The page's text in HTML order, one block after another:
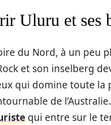
Uluru et ses
du Nord, à un peu
et son inselberg
qui domine toute la
de
qui entre sur le